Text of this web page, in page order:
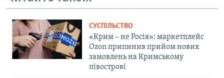
СУСПІЛЬСТВО
«Крим – не Росія»: маркетплейс
Ozon припинив прийом нових
замовлень на Кримському
півострові